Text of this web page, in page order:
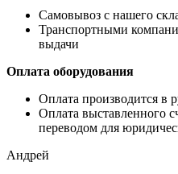
Самовывоз с нашего
Транспортными
выдачи
Оплата оборудования
Оплата производится в
Оплата выставленного
переводом для
Андрей